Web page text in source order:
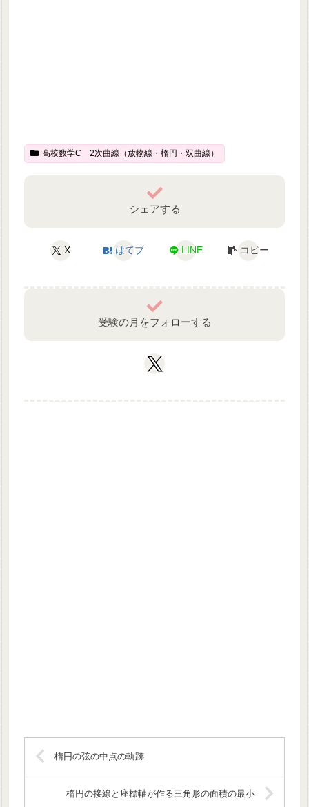
高校数学C 2次曲線（放物線・楕円・双曲線）
シェアする
X はてブ LINE コピー
受験の月をフォローする
楕円の弦の中点の軌跡
楕円の接線と座標軸が作る三角形の面積の最小